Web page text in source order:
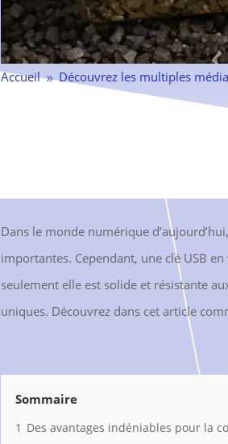
Accueil 9 Découvrez les multiples
Dans le monde numérique
importantes. Cependant, une clé USB
seulement elle est solide et résistante
uniques. Découvrez dans cet article
Sommaire
1 Des avantages indéniables pour la